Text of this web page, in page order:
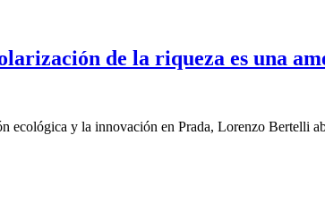
de la riqueza es una
ecológica y la innovación en Prada, Lorenzo Bertelli